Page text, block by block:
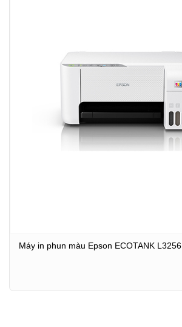
Máy in phun màu Epson ECOTANK L3256